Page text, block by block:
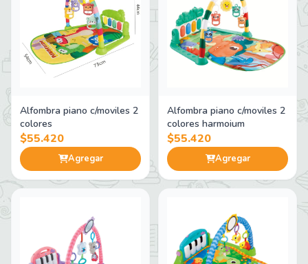
Alfombra piano c/moviles 2
colores
$55.420
Agregar
Alfombra piano c/moviles 2
colores harmoium
$55.420
Agregar